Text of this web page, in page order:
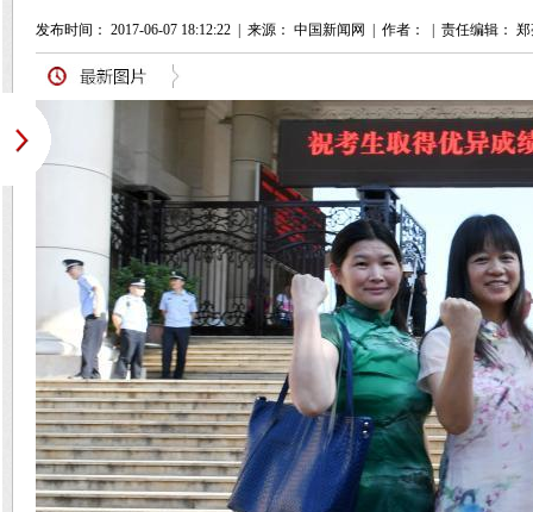
发布时间： 2017-06-07 18:12:22 来源： 中国新闻网 作者： 责任编辑：